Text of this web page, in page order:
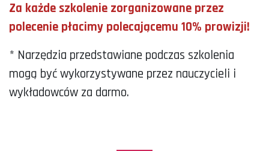
Za każde szkolenie zorganizowane przez
polecenie płacimy polecającemu 10% prowizji!
* Narzędzia przedstawiane podczas szkolenia
mogą być wykorzystywane przez nauczycieli i
wykładowców za darmo.